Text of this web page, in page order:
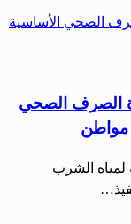
الصرف الصحي
لمياه الشرب